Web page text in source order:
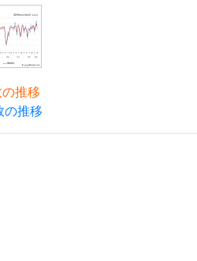
の推移
の推移